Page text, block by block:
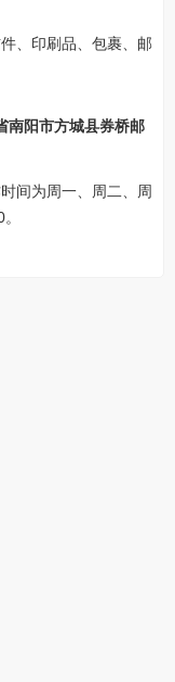
、印刷品、包裹、邮
南阳市方城县券桥邮
间为周一、周二、周